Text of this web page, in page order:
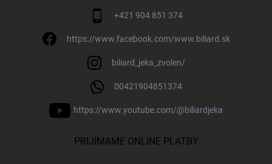
+421 904 851 374
https://www.facebook.com/www.biliard.sk
biliard_jeka_zvolen/
00421904851374
https://www.youtube.com/@biliardjeka
PRIJÍMAME ONLINE PLATBY